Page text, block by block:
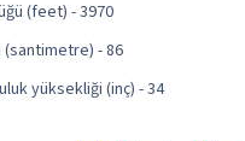
(feet) - 3970
(santimetre) - 86
yüksekliği (inç) - 34